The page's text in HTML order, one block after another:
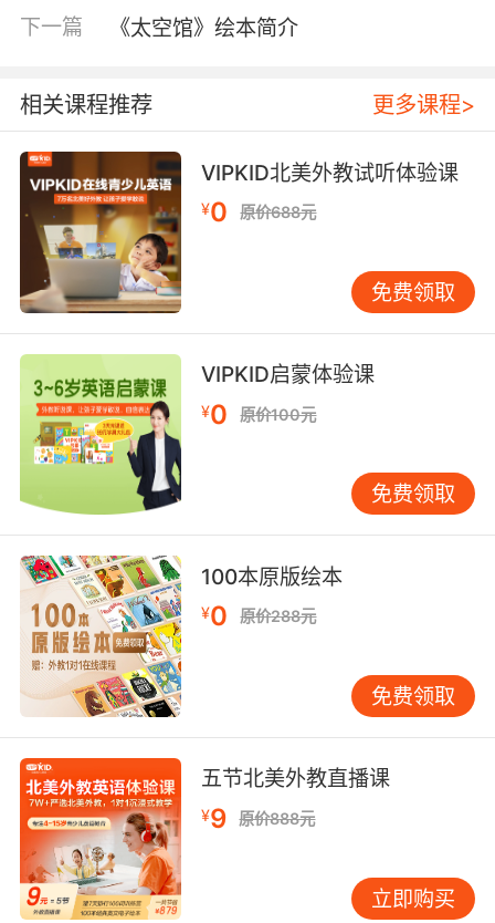
内容简介
《中国儿童百科全书·上学就看》由科学家、儿童
教育专家、儿童科普作家、儿童图书编纂专家以
及教师等倾情打造，近百人参与撰稿、审稿、摄
影、设计，针对学龄初期儿童编纂的彩图版儿童
百科全书。本书采用图说知识、图文双解的表现
形式，对6～9岁儿童进行科学启蒙，帮助孩子快
乐认知，迈好学习的第一步，让他们顺利地从非
正规学习阶段过渡到正规学习阶段。
《中国儿童百科全书·上学就看》共有8册，设计
了太空馆、地球村、植物园、动物园、科学宫、
文体馆、世界公园、中国家园8个比较具象的“地
名”，将相近的知识“装”进去，以引起小读者的阅
读兴趣。小读者由卡通人物奇奇和妙妙引导，到
这8个地方去“玩”，可以一边“参观游览”，一边了
解到相关的各类知识，边玩边学，连玩带学。本
书注重将自然知识和人文知识相互揉合，把对人
格的塑造、对儿童品德的培养渗透到相关的知识
内容中。
下一篇 《太空馆》绘本简介
相关课程推荐 更多课程>
VIPKID北美外教试听体验课
¥0 原价688元
免费领取
VIPKID启蒙体验课
¥0 原价100元
免费领取
100本原版绘本
¥0 原价288元
免费领取
五节北美外教直播课
¥9 原价888元
立即购买